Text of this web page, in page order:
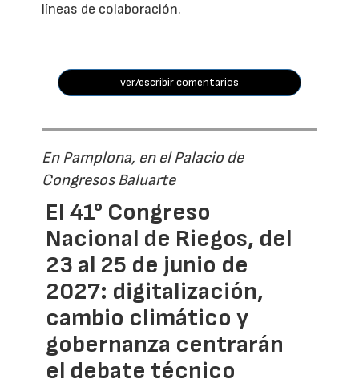
líneas de colaboración.
ver/escribir comentarios
En Pamplona, en el Palacio de
Congresos Baluarte
El 41° Congreso
Nacional de Riegos, del
23 al 25 de junio de
2027: digitalización,
cambio climático y
gobernanza centrarán
el debate técnico